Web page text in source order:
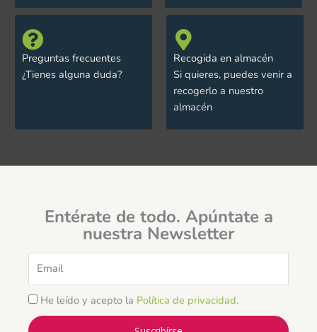
Preguntas frecuentes
¿Tienes alguna duda?
Recogida en almacén
Si quieres, puedes venir a
recogerlo a nuestro
almacén
Entérate de todo. Apúntate a
nuestra Newsletter
He leído y acepto la Política de privacidad.